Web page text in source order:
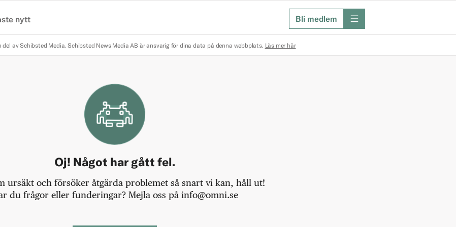
nytt Bli medlem meny
del av Schibsted Media. Schibsted News Media AB är ansvarig för dina data på denna webbplats. Läs mer här
Oj! Något har gått fel.
ursäkt och försöker åtgärda problemet så snart vi kan, håll ut!
du frågor eller funderingar? Mejla oss på info@omni.se